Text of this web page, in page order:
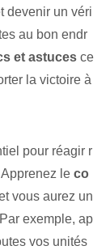
devenir un véri
au bon endr
et astuces ce
la victoire à
pour réagir r
le co
vous aurez ⁤un
exemple, ap
vos unités